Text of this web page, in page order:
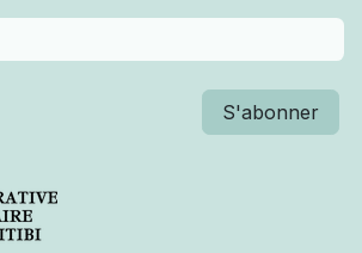
S'abonner